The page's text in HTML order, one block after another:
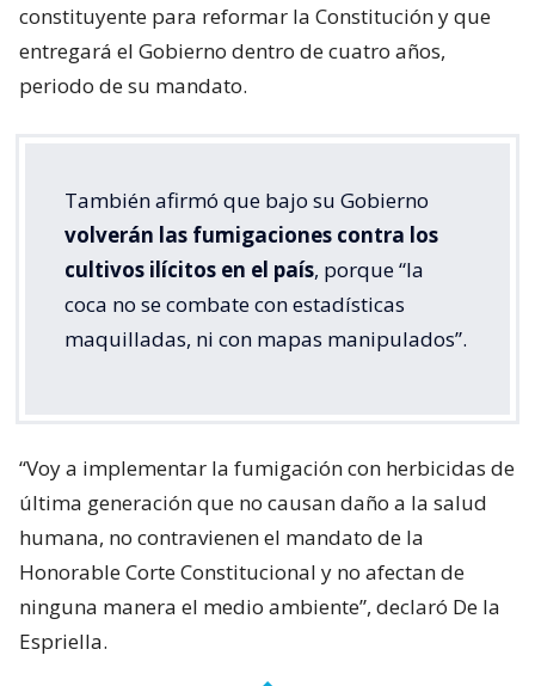
constituyente para reformar la Constitución y que
entregará el Gobierno dentro de cuatro años,
periodo de su mandato.
También afirmó que bajo su Gobierno
volverán las fumigaciones contra los
cultivos ilícitos en el país, porque “la
coca no se combate con estadísticas
maquilladas, ni con mapas manipulados”.
“Voy a implementar la fumigación con herbicidas de
última generación que no causan daño a la salud
humana, no contravienen el mandato de la
Honorable Corte Constitucional y no afectan de
ninguna manera el medio ambiente”, declaró De la
Espriella.